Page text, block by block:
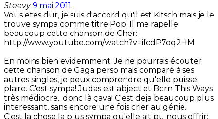
Steevy 9 mai 2011
Vous etes dur, je suis d'accord qu'il est Kitsch mais je le
trouve sympa comme titre Pop. Il me rapelle
beaucoup cette chanson de Cher:
http://www.youtube.com/watch?v=ifcdP7oq2HM
En moins bien evidemment. Je ne pourrais écouter
cette chanson de Gaga perso mais comparé à ses
autres singles, je peux comprendre qu'elle puisse
plaire. C'est sympa! Judas est abject et Born This Ways
très médiocre.. donc là çava! C'est deja beaucoup plus
interessant, sans encore une fois crier au génie.
C'est la chose la plus sympa qu'elle ait pu nous offrir;